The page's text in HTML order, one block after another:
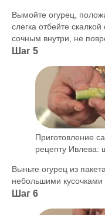
Вымойте огурец,
слегка отбейте
сочным внутри, не
Шаг 5
Приготовление
рецепту Ивлева:
Выньте огурец из
небольшими кусочками
Шаг 6